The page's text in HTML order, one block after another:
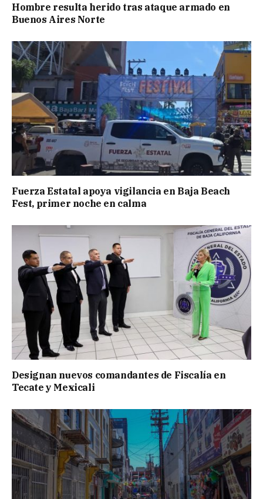
Hombre resulta herido tras ataque armado en
Buenos Aires Norte
Fuerza Estatal apoya vigilancia en Baja Beach
Fest, primer noche en calma
Designan nuevos comandantes de Fiscalía en
Tecate y Mexicali